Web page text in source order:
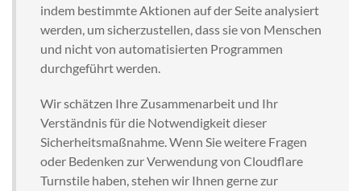
indem bestimmte Aktionen auf der Seite analysiert
werden, um sicherzustellen, dass sie von Menschen
und nicht von automatisierten Programmen
durchgeführt werden.
Wir schätzen Ihre Zusammenarbeit und Ihr
Verständnis für die Notwendigkeit dieser
Sicherheitsmaßnahme. Wenn Sie weitere Fragen
oder Bedenken zur Verwendung von Cloudflare
Turnstile haben, stehen wir Ihnen gerne zur